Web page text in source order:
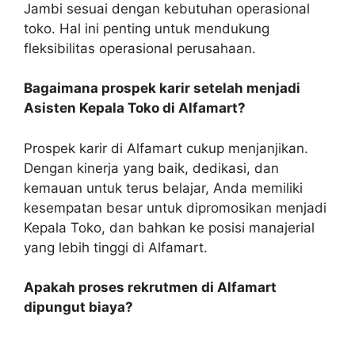
Jambi sesuai dengan kebutuhan operasional
toko. Hal ini penting untuk mendukung
fleksibilitas operasional perusahaan.
Bagaimana prospek karir setelah menjadi
Asisten Kepala Toko di Alfamart?
Prospek karir di Alfamart cukup menjanjikan.
Dengan kinerja yang baik, dedikasi, dan
kemauan untuk terus belajar, Anda memiliki
kesempatan besar untuk dipromosikan menjadi
Kepala Toko, dan bahkan ke posisi manajerial
yang lebih tinggi di Alfamart.
Apakah proses rekrutmen di Alfamart
dipungut biaya?